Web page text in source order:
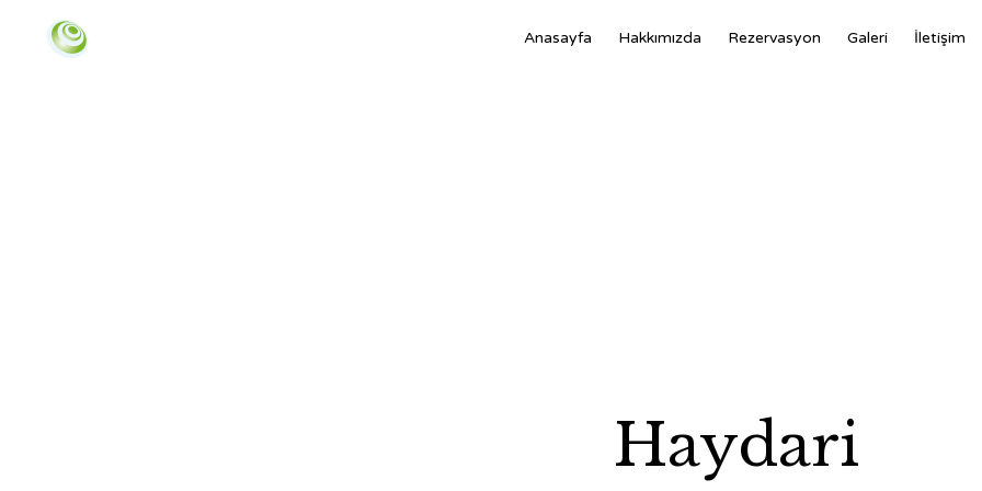
Anasayfa Hakkımızda Rezervasyon Galeri İletişim
Haydari